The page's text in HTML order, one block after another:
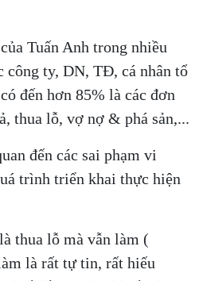
Tuấn Anh trong nhiều
công ty, DN, TĐ, cá nhân tổ
đến hơn 85% là các đơn
thua lỗ, vợ nợ & phá sản,...
đến các sai phạm vi
trình triển khai thực hiện
thua lỗ mà vẫn làm (
là rất tự tin, rất hiếu